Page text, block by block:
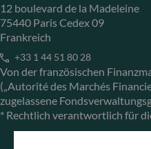
12 boulevard de la Madeleine
75440 Paris Cedex 09
Frankreich
+33 1 44 51 80 28
Von der französischen
(„Autorité des Marchés
zugelassene
* Rechtlich verantwortlich für